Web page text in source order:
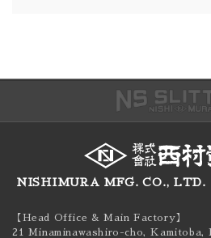
NISHIMURA MFG. CO., LTD.
【Head Office & Main Factory】
21 Minaminawashiro-cho,